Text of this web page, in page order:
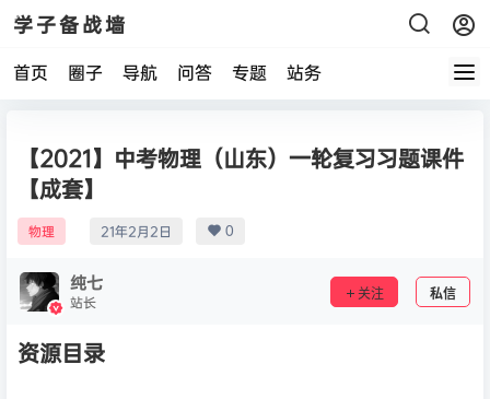
学子备战墙
首页 圈子 导航 问答 专题 站务
【2021】中考物理（山东）一轮复习习题课件
【成套】
物理 21年2月2日 0
纯七
站长 关注 私信
资源目录